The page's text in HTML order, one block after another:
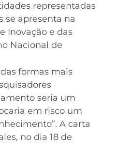
representadas
se apresenta na
Inovação e das
Nacional de
formas mais
seria um
em risco um
A carta
no dia 18 de